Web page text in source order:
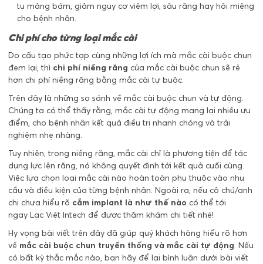
tụ mảng bám, giảm nguy cơ viêm lợi, sâu răng hay hôi miệng
cho bệnh nhân.
Chi phí cho từng loại mắc cài
Do cấu tạo phức tạp cùng những lợi ích mà mắc cài buộc chun
đem lại, thì chi phí niềng răng của mắc cài buộc chun sẽ rẻ
hơn chi phí niềng răng bằng mắc cài tự buộc.
Trên đây là những so sánh về mắc cài buộc chun và tự động.
Chúng ta có thể thấy rằng, mắc cài tự động mang lại nhiều ưu
điểm, cho bệnh nhân kết quả điều trị nhanh chóng và trải
nghiệm nhẹ nhàng.
Tuy nhiên, trong niềng răng, mắc cài chỉ là phương tiện để tác
dụng lực lên răng, nó không quyết định tới kết quả cuối cùng.
Việc lựa chọn loại mắc cài nào hoàn toàn phụ thuộc vào nhu
cầu và điều kiện của từng bệnh nhân. Ngoài ra, nếu cô chú/anh
chị chưa hiểu rõ cắm implant là như thế nào có thể tới
ngay Lạc Việt Intech để được thăm khám chi tiết nhé!
Hy vọng bài viết trên đây đã giúp quý khách hàng hiểu rõ hơn
về mắc cài buộc chun truyền thống và mắc cài tự động. Nếu
có bất kỳ thắc mắc nào, bạn hãy để lại bình luận dưới bài viết